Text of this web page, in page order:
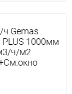
Gemas
PLUS 1000мм
ч/м2